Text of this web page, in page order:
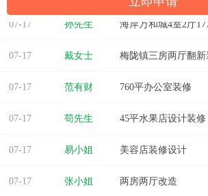
07-17 孙先生 海岸万和城4室2厅
07-17 戴女士 梅陇镇三房两厅翻新
07-17 范有财 760平办公室装修
07-17 苟先生 45平水果店设计装修
07-17 易小姐 美容店装修设计
07-17 张小姐 两房两厅改造